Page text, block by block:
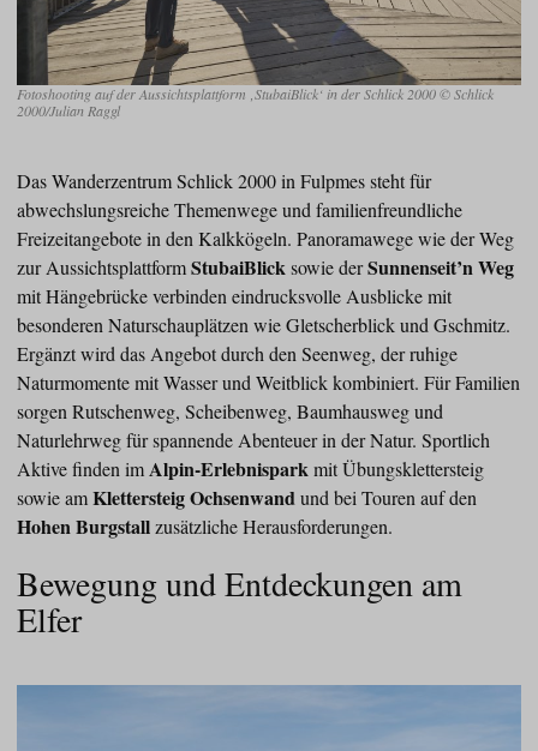
Fotoshooting auf der Aussichtsplattform ‚StubaiBlick‘ in der Schlick 2000 © Schlick
2000/Julian Raggl
Das Wanderzentrum Schlick 2000 in Fulpmes steht für
abwechslungsreiche Themenwege und familienfreundliche
Freizeitangebote in den Kalkkögeln. Panoramawege wie der Weg
zur AussichtsplattformStubaiBlicksowie derSunnenseit’n Weg
mit Hängebrücke verbinden eindrucksvolle Ausblicke mit
besonderen Naturschauplätzen wie Gletscherblick und Gschmitz.
Ergänzt wird das Angebot durch den Seenweg, der ruhige
Naturmomente mit Wasser und Weitblick kombiniert. Für Familien
sorgen Rutschenweg, Scheibenweg, Baumhausweg und
Naturlehrweg für spannende Abenteuer in der Natur. Sportlich
Aktive finden imAlpin-Erlebnisparkmit Übungsklettersteig
sowie amKlettersteig Ochsenwandund bei Touren auf den
Hohen Burgstallzusätzliche Herausforderungen.
Bewegung und Entdeckungen am
Elfer